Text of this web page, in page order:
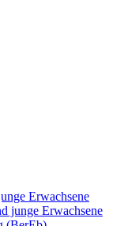
Erwachsene
junge Erwachsene